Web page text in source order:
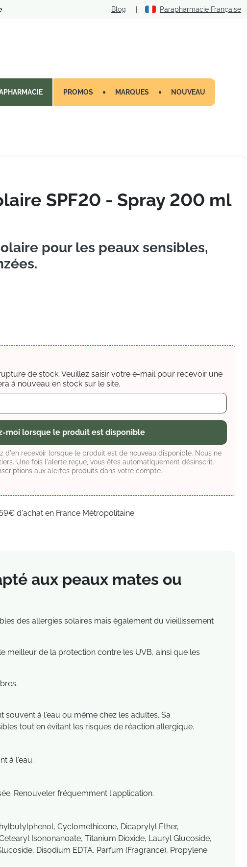
Blog | Parapharmacie Française
PROMOS MARQUES NOUVEAU
SPF20 - Spray 200 ml
pour les peaux sensibles,
de stock. Veuillez saisir votre e-mail pour recevoir une
à nouveau en stock sur le site.
moi lorsque le produit est disponible
d'en recevoir lorsque le produit est de nouveau disponible. Nous ne
Une fois l'alerte reçue, vous êtes automatiquement désinscrit.
aux alertes produits dans votre compte.
d'achat en France Métropolitaine
aux peaux mates ou
des allergies solaires mais également du vieillissement
de la protection contre les UVB, ainsi que les
souvent à l'eau ou même chez les adultes. Sa
tout en évitant les risques de réaction allergique.
à l'eau.
Renouveler fréquemment l'application.
Cyclomethicone, Dicaprylyl Ether,
Isononanoate, Titanium Dioxide, Lauryl Glucoside,
Disodium EDTA, Parfum (Fragrance), Propylene